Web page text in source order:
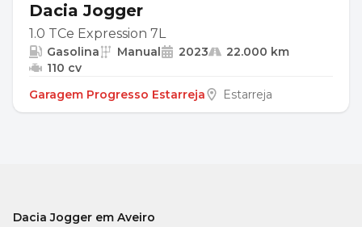
Dacia Jogger
1.0 TCe Expression 7L
Gasolina Manual 2023
22.000 km
110 cv
Garagem Progresso Estarreja
Estarreja
Dacia Jogger em Aveiro